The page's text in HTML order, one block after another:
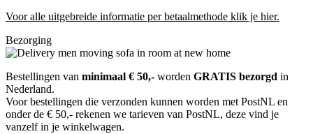
Voor alle uitgebreide informatie per betaalmethode klik je hier.
Bezorging
Bestellingen van minimaal € 50,- worden GRATIS bezorgd in
Nederland.
Voor bestellingen die verzonden kunnen worden met PostNL en
onder de € 50,- rekenen we tarieven van PostNL, deze vind je
vanzelf in je winkelwagen.